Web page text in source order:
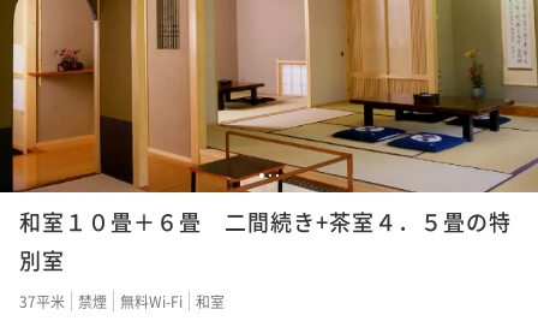
二食付き 現地決済可
IN 15:00 - 18:00 OUT10:00
ポイント即利用で
最大7％OFF
¥41,800~
2名 ¥ 38,874 ~
123
和室１０畳＋６畳 二間続き+茶室４．５畳の特
別室
37平米 禁煙 無料Wi-Fi 和室